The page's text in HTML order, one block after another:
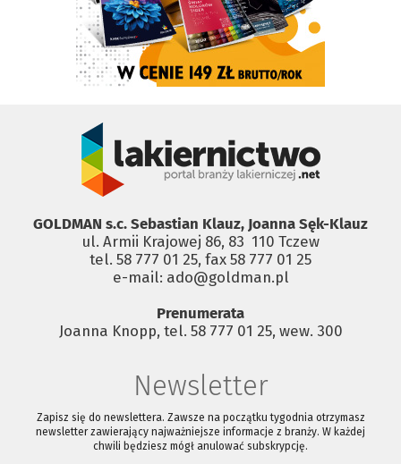
GOLDMAN s.c. Sebastian Klauz, Joanna Sęk-Klauz
ul. Armii Krajowej 86, 83 ­ 110 Tczew
tel. 58 777 01 25, fax 58 777 01 25
e-mail: ado@goldman.pl
Prenumerata
Joanna Knopp, tel. 58 777 01 25, wew. 300
Newsletter
Zapisz się do newslettera. Zawsze na początku tygodnia otrzymasz
newsletter zawierający najważniejsze informacje z branży. W każdej
chwili będziesz mógł anulować subskrypcję.